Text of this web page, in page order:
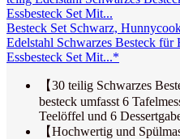
Besteck Set Schwarz,
Edelstahl Schwarzes Besteck für
Essbesteck Set Mit...*
【30 teilig Schwarzes
besteck umfasst 6
Teelöffel und 6
【Hochwertig und